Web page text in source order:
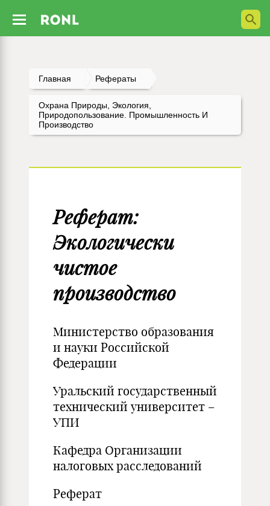
Главная Рефераты
Охрана Природы, Экология,
Природопользование. Промышленность И
Производство
Реферат:
Экологически
чистое
производство
Министерство образования
и науки Российской
Федерации
Уральский государственный
технический университет –
УПИ
Кафедра Организации
налоговых расследований
Реферат